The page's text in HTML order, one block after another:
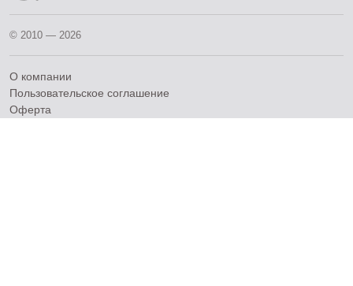
© 2010 — 2026
О компании
Пользовательское соглашение
Оферта